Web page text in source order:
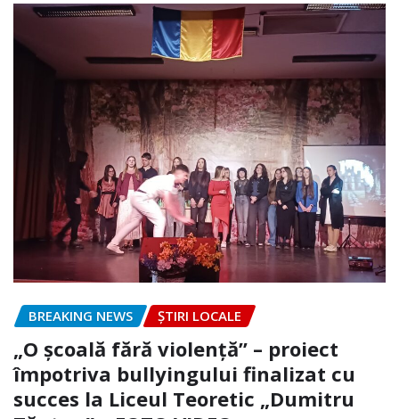
BREAKING NEWS ȘTIRI LOCALE
„O școală fără violență” – proiect
împotriva bullyingului finalizat cu
succes la Liceul Teoretic „Dumitru